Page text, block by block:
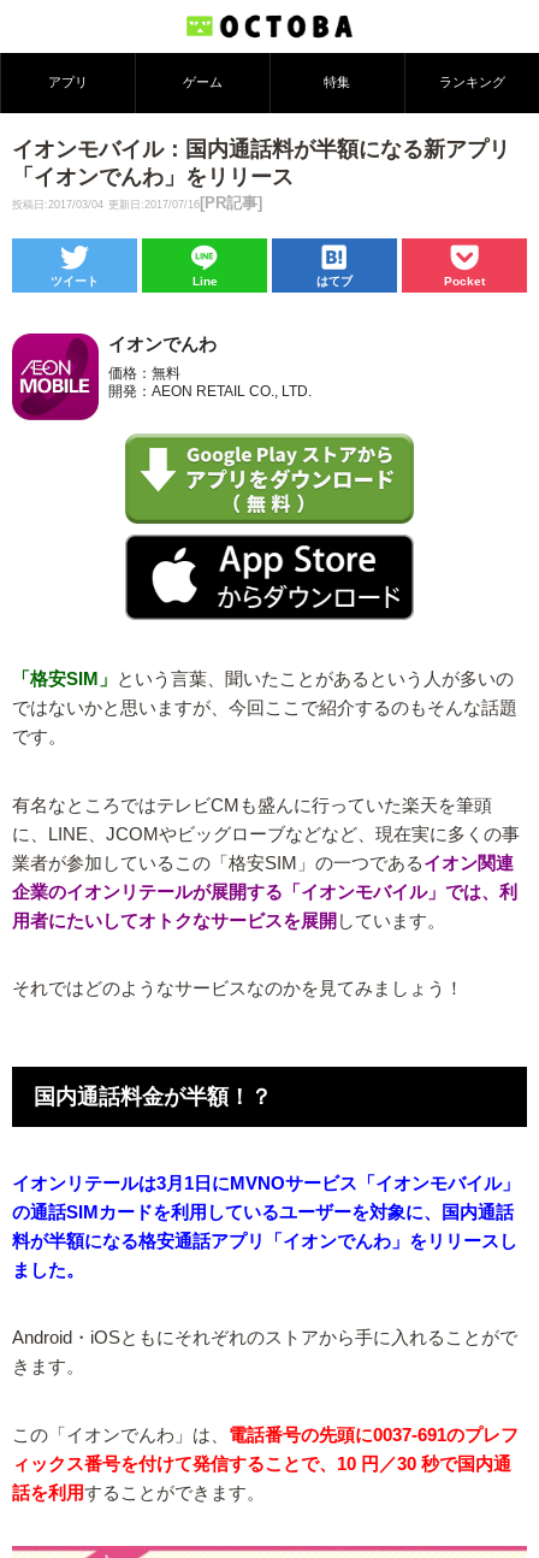
アプリ ゲーム 特集 ランキング
イオンモバイル：国内通話料が半額になる新アプリ
「イオンでんわ」をリリース
投稿日:2017/03/04 更新日:2017/07/16 [PR記事]
ツイート Line はてブ Pocket
イオンでんわ
価格：無料
開発：AEON RETAIL CO., LTD.
「格安SIM」
という言葉、聞いたことがあるという人が多いの
ではないかと思いますが、今回ここで紹介するのもそんな話題
です。
有名なところではテレビCMも盛んに行っていた楽天を筆頭
に、LINE、JCOMやビッグローブなどなど、現在実に多くの事
業者が参加しているこの「格安SIM」の一つであるイオン関連
企業のイオンリテールが展開する「イオンモバイル」では、利
用者にたいしてオトクなサービスを展開 しています。
それではどのようなサービスなのかを見てみましょう！
国内通話料金が半額！？
イオンリテールは3月1日にMVNOサービス「イオンモバイル」
の通話SIMカードを利用しているユーザーを対象に、国内通話
料が半額になる格安通話アプリ「イオンでんわ」をリリースし
ました。
Android・iOSともにそれぞれのストアから手に入れることがで
きます。
この「イオンでんわ」は、 電話番号の先頭に0037-691のプレフ
ィックス番号を付けて発信することで、10 円／30 秒で国内通
話を利用することができます。